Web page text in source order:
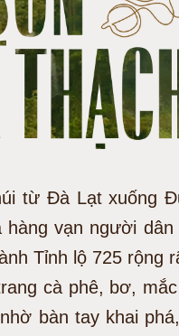
từ Đà Lạt xuống
vạn người
Tỉnh lộ 725 rộng
cà phê, bơ,
bàn tay khai